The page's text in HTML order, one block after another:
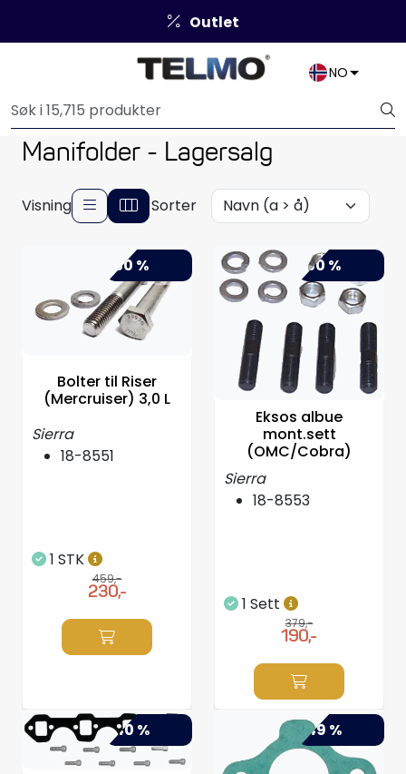
Outlet
NO
Manifolder - Lagersalg
Visning Sorter
-50 %
Bolter til Riser
(Mercruiser) 3,0 L
Sierra
18-8551
1 STK
459,-
230,-
-50 %
Eksos albue
mont.sett
(OMC/Cobra)
Sierra
18-8553
1 Sett
379,-
190,-
-40 % -49 %
Brannslukkere & sikkerhet
Motordeler
Pumper
Servicesett
Styring/kontroll
Motordelsvelger/SONAR
Anoder
Hydraulisk styring